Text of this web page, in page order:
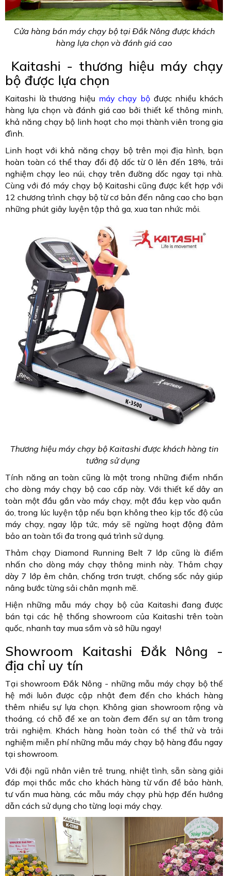
Cửa hàng bán máy chạy bộ tại Đắk Nông được khách
hàng lựa chọn và đánh giá cao
Kaitashi - thương hiệu máy chạy
bộ được lựa chọn
Kaitashi là thương hiệu máy chạy bộ được nhiều khách
hàng lựa chọn và đánh giá cao bởi thiết kế thông minh,
khả năng chạy bộ linh hoạt cho mọi thành viên trong gia
đình.
Linh hoạt với khả năng chạy bộ trên mọi địa hình, bạn
hoàn toàn có thể thay đổi độ dốc từ 0 lên đến 18%, trải
nghiệm chạy leo núi, chạy trên đường dốc ngay tại nhà.
Cùng với đó máy chạy bộ Kaitashi cũng được kết hợp với
12 chương trình chạy bộ từ cơ bản đến nâng cao cho bạn
những phút giây luyện tập thả ga, xua tan nhức mỏi.
Thương hiệu máy chạy bộ Kaitashi được khách hàng tin
tưởng sử dụng
Tính năng an toàn cũng là một trong những điểm nhấn
cho dòng máy chạy bộ cao cấp này. Với thiết kế dây an
toàn một đầu gắn vào máy chạy, một đầu kẹp vào quần
áo, trong lúc luyện tập nếu bạn không theo kịp tốc độ của
máy chạy, ngay lập tức, máy sẽ ngừng hoạt động đảm
bảo an toàn tối đa trong quá trình sử dụng.
Thảm chạy Diamond Running Belt 7 lớp cũng là điểm
nhấn cho dòng máy chạy thông minh này. Thảm chạy
dày 7 lớp êm chân, chống trơn trượt, chống sốc nảy giúp
nâng bước từng sải chân mạnh mẽ.
Hiện những mẫu máy chạy bộ của Kaitashi đang được
bán tại các hệ thống showroom của Kaitashi trên toàn
quốc, nhanh tay mua sắm và sở hữu ngay!
Showroom Kaitashi Đắk Nông -
địa chỉ uy tín
Tại showroom Đắk Nông - những mẫu máy chạy bộ thế
hệ mới luôn được cập nhật đem đến cho khách hàng
thêm nhiều sự lựa chọn. Không gian showroom rộng và
thoáng, có chỗ để xe an toàn đem đến sự an tâm trong
trải nghiệm. Khách hàng hoàn toàn có thể thử và trải
nghiệm miễn phí những mẫu máy chạy bộ hàng đầu ngay
tại showroom.
Với đội ngũ nhân viên trẻ trung, nhiệt tình, sẵn sàng giải
đáp mọi thắc mắc cho khách hàng từ vấn đề bảo hành,
tư vấn mua hàng, các mẫu máy chạy phù hợp đến hướng
dẫn cách sử dụng cho từng loại máy chạy.